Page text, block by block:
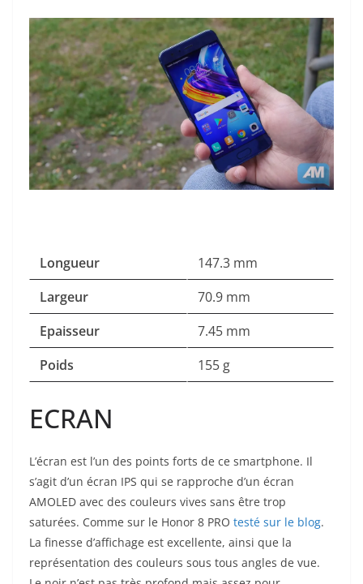
Longueur
147.3 mm
Largeur
70.9 mm
Epaisseur
7.45 mm
Poids
155 g
ECRAN
L’écran est l’un des points forts de ce smartphone. Il
s’agit d’un écran IPS qui se rapproche d’un écran
AMOLED avec des couleurs vives sans être trop
saturées. Comme sur le Honor 8 PRO testé sur le blog.
La finesse d’affichage est excellente, ainsi que la
représentation des couleurs sous tous angles de vue.